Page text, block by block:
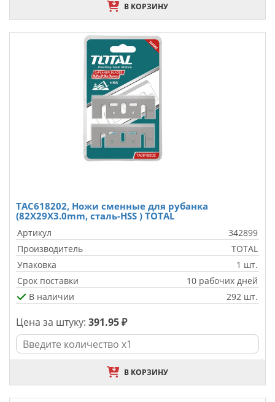
В КОРЗИНУ
TAC618202, Ножи сменные для рубанка
(82X29X3.0mm, сталь-HSS ) TOTAL
Артикул
342899
Производитель
TOTAL
Упаковка
1 шт.
Срок поставки
10 рабочих дней
В наличии
292 шт.
Цена за штуку: 391.95 ₽
В КОРЗИНУ